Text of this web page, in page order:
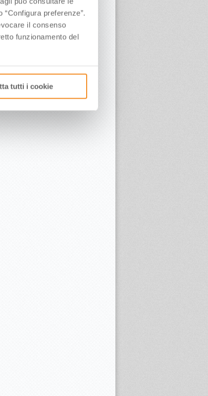
preferenze”.
il consenso
funzionamento del
tutti i cookie